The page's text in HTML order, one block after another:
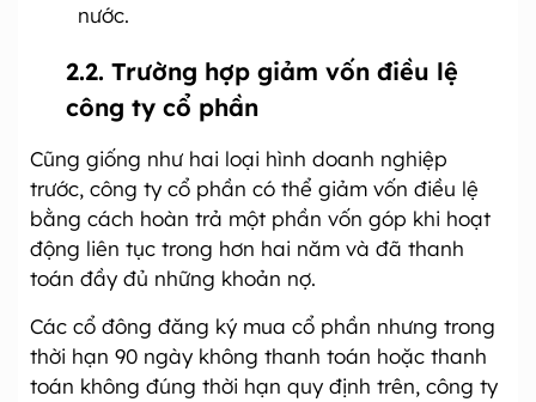
nước.
2.2. Trường hợp giảm vốn điều lệ
công ty cổ phần
Cũng giống như hai loại hình doanh nghiệp
trước, công ty cổ phần có thể giảm vốn điều lệ
bằng cách hoàn trả một phần vốn góp khi hoạt
động liên tục trong hơn hai năm và đã thanh
toán đầy đủ những khoản nợ.
Các cổ đông đăng ký mua cổ phần nhưng trong
thời hạn 90 ngày không thanh toán hoặc thanh
toán không đúng thời hạn quy định trên, công ty